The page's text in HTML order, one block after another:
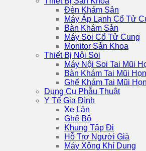
Đèn Khám Sản
Máy Áp Lạnh Cổ Tử
Bàn Khám Sản
Máy Soi Cổ Tử Cung
Monitor Sản Khoa
Thiết Bị Nội Soi
Máy Nội Soi Tai Mũi
Bàn Khám Tai Mũi
Ghế Khám Tai Mũi
Dụng Cụ Phẫu Thuật
Y Tế Gia Đình
Xe Lăn
Ghế Bô
Khung Tập Đi
Hỗ Trợ Người Già
Máy Xông Khí Dung